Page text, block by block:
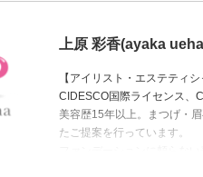
上原 彩香(ayaka
【アイリスト・エステティシ
CIDESCO国際ライセンス、
美容歴15年以上。まつげ・
たご提案を行っています。
ファンデーションに頼らな